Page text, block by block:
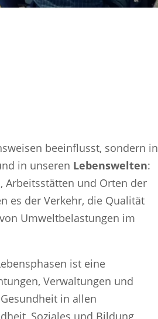
beeinflusst, sondern in
in unseren Lebenswelten:
Arbeitsstätten und Orten der
es der Verkehr, die Qualität
Umweltbelastungen im
ist eine
Verwaltungen und
in allen
Soziales und Bildung